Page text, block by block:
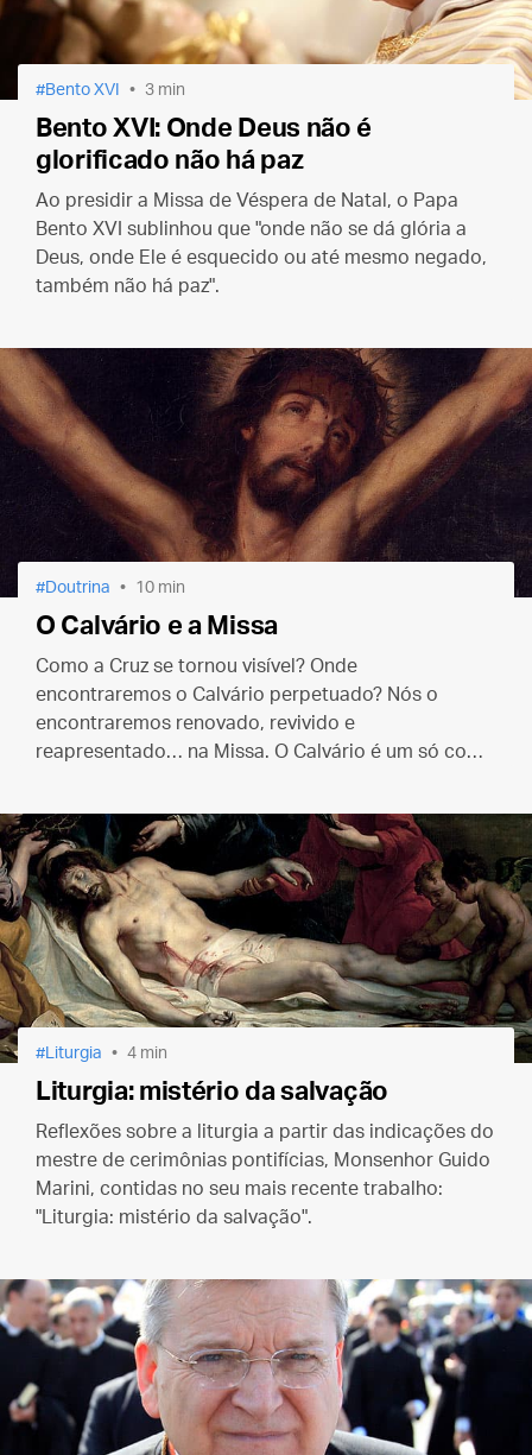
Bento XVI 3 min
Bento XVI: Onde Deus não é
glorificado não há paz
Ao presidir a Missa de Véspera de Natal, o Papa
Bento XVI sublinhou que "onde não se dá glória a
Deus, onde Ele é esquecido ou até mesmo negado,
também não há paz".
Doutrina 10 min
O Calvário e a Missa
Como a Cruz se tornou visível? Onde
encontraremos o Calvário perpetuado? Nós o
encontraremos renovado, revivido e
reapresentado… na Missa. O Calvário é um só com
ambos existe o mesmo Sacerdote e a mesma
Vítima.
Liturgia 4 min
Liturgia: mistério da salvação
Reflexões sobre a liturgia a partir das indicações do
mestre de cerimônias pontifícias, Monsenhor Guido
Marini, contidas no seu mais recente trabalho:
"Liturgia: mistério da salvação".